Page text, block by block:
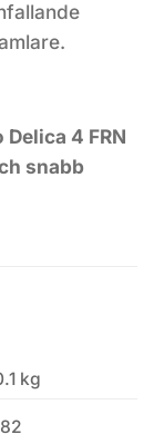
4 FRN
snabb
kg